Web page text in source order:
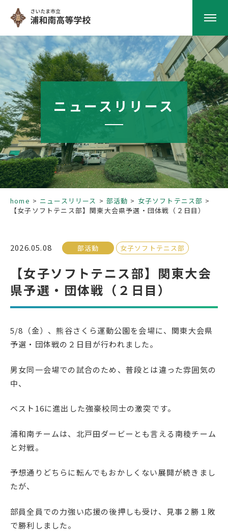
HOME
学校紹介
南高の教育
学校生活
部活動
受検生の方へ
年間スケジュール
学校パンフレット
教科ガイド
校長室より
保健室より
図書室より
事務室より
在校生の皆さんへ
保護者の方へ
本校のPTA活動
地域の皆様へ
教育関係者の方へ
各種証明書発行
アクセス
English
プライバシーポリシー
ニュースリリース
home ニュースリリース 部活動
女子ソフトテニス部
【女子ソフトテニス部】関東大会県予選・団体戦（２日目）
2026.05.08 部活動 女子ソフトテニス部
【女子ソフトテニス部】関東大会
県予選・団体戦（２日目）
5/8（金）、熊谷さくら運動公園を会場に、関東大会県
予選・団体戦の２日目が行われました。
男女同一会場での試合のため、普段とは違った雰囲気の
中、
ベスト16に進出した強豪校同士の激突です。
浦和南チームは、北戸田ダービーとも言える南稜チーム
と対戦。
予想通りどちらに転んでもおかしくない展開が続きまし
たが、
部員全員での力強い応援の後押しも受け、見事２勝１敗
で勝利しました。